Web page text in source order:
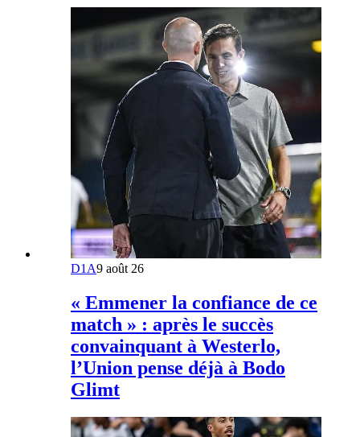
D1A9 août 26
« Emmener la confiance de ce
match » : après le succès
convainquant à Westerlo,
l’Union pense déjà à Bodo
Glimt